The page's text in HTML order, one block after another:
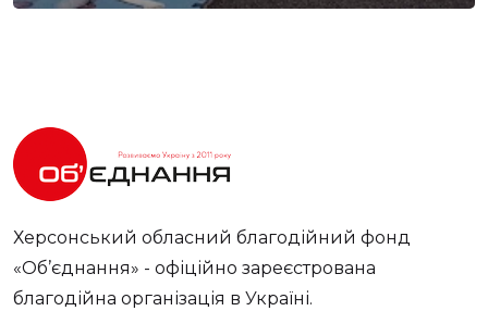
Херсонський обласний благодійний фонд
«Об’єднання» - офіційно зареєстрована
благодійна організація в Україні.